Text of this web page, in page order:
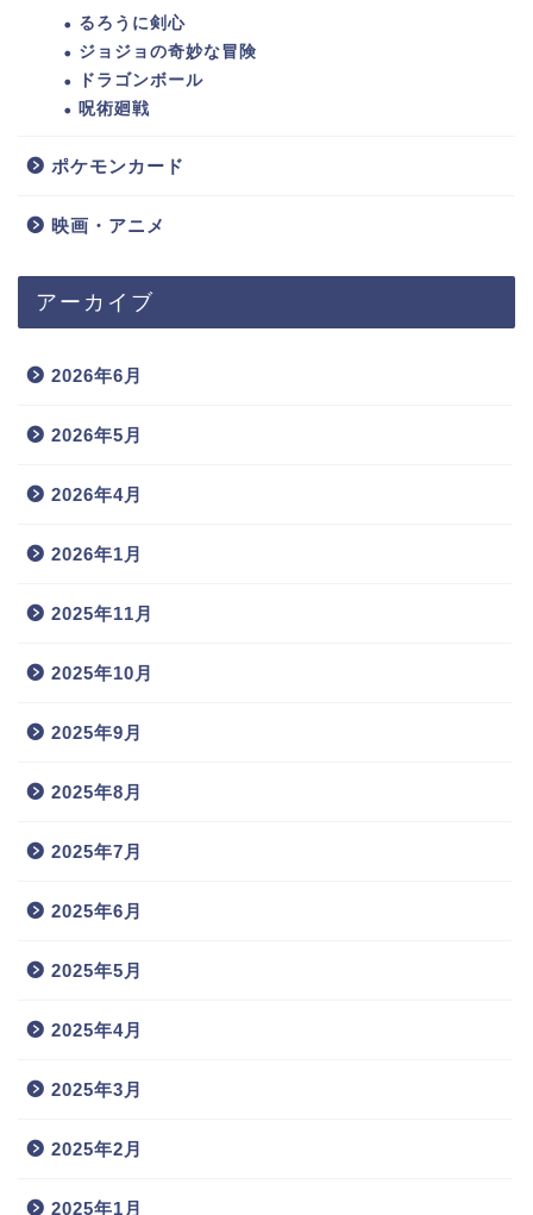
るろうに剣心
ジョジョの奇妙な冒険
ドラゴンボール
呪術廻戦
ポケモンカード
映画・アニメ
アーカイブ
2026年6月
2026年5月
2026年4月
2026年1月
2025年11月
2025年10月
2025年9月
2025年8月
2025年7月
2025年6月
2025年5月
2025年4月
2025年3月
2025年2月
2025年1月